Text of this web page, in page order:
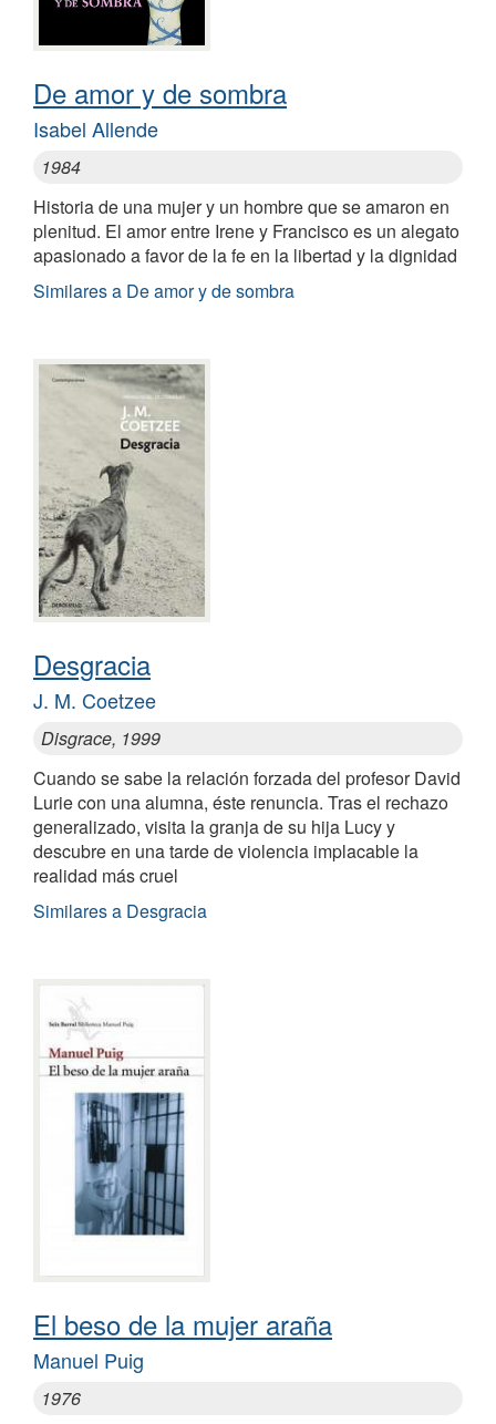
De amor y de sombra
Isabel Allende
1984
Historia de una mujer y un hombre que se amaron en
plenitud. El amor entre Irene y Francisco es un alegato
apasionado a favor de la fe en la libertad y la dignidad
Similares a De amor y de sombra
Desgracia
J. M. Coetzee
Disgrace, 1999
Cuando se sabe la relación forzada del profesor David
Lurie con una alumna, éste renuncia. Tras el rechazo
generalizado, visita la granja de su hija Lucy y
descubre en una tarde de violencia implacable la
realidad más cruel
Similares a Desgracia
El beso de la mujer araña
Manuel Puig
1976